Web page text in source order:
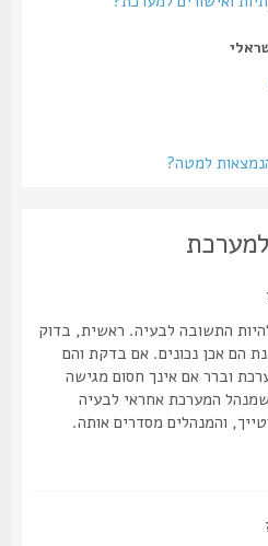
למטה?
התשובה לבעיה. ראשית, בדוק
נכונים. אם בדקת והם
אם אינך חסום מגישה
המערכת אחראי לבעיה
והמנהלים מסדרים אותה.